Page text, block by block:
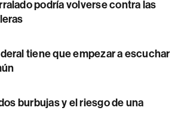
podría volverse contra las
tiene que empezar a escuchar
burbujas y el riesgo de una